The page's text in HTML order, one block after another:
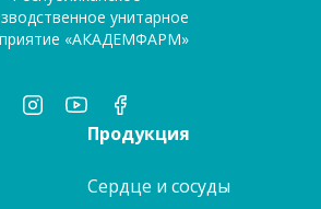
унитарное
«АКАДЕМФАРМ»
Продукция
Сердце и сосуды